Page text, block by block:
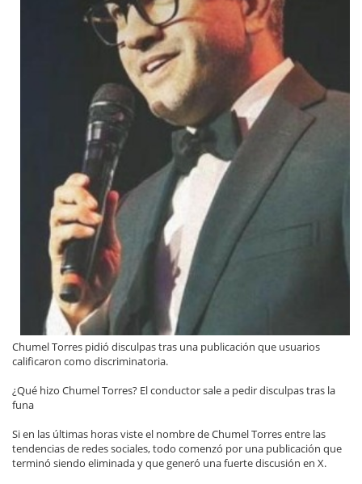
Chumel Torres pidió disculpas tras una publicación que usuarios
calificaron como discriminatoria.
¿Qué hizo Chumel Torres? El conductor sale a pedir disculpas tras la
funa
Si en las últimas horas viste el nombre de Chumel Torres entre las
tendencias de redes sociales, todo comenzó por una publicación que
terminó siendo eliminada y que generó una fuerte discusión en X.